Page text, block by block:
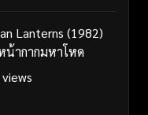
Lanterns (1982)
น้ากากมหาโหด